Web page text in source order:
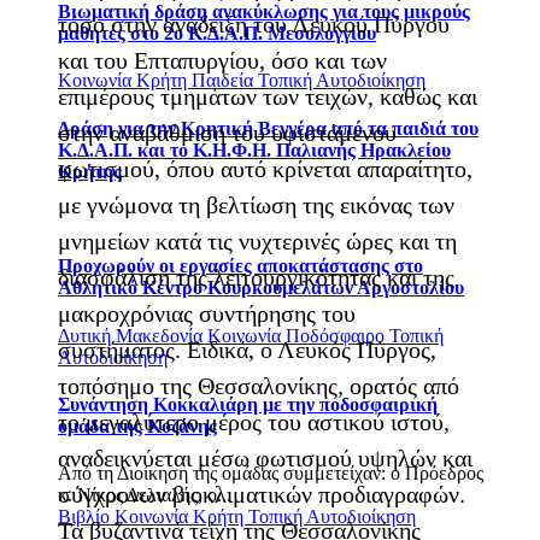
Βιωματική δράση ανακύκλωσης για τους μικρούς
μαθητές στο 2ο Κ.Δ.Α.Π. Μεσολογγίου
Κοινωνία Κρήτη Παιδεία Τοπική Αυτοδιοίκηση
Δράση για την Κρητική Βεγγέρα από τα παιδιά του
Κ.Δ.Α.Π. και το Κ.Η.Φ.Η. Παλιανής Ηρακλείου
Κρήτης
Προχωρούν οι εργασίες αποκατάστασης στο
Αθλητικό Κέντρο Κουρκουμελάτων Αργοστολίου
Δυτική Μακεδονία Κοινωνία Ποδόσφαιρο Τοπική
Αυτοδιοίκηση
Συνάντηση Κοκκαλιάρη με την ποδοσφαιρική
ομάδα της Κοζάνης
Από τη Διοίκηση της ομάδας συμμετείχαν: o Πρόεδρος
κ. Νίκος Δελιαλής, ο...
Βιβλίο Κοινωνία Κρήτη Τοπική Αυτοδιοίκηση
τόσο στην ανάδειξη του Λευκού Πύργου
και του Επταπυργίου, όσο και των
επιμέρους τμημάτων των τειχών, καθώς και
στην αναβάθμιση του υφιστάμενου
φωτισμού, όπου αυτό κρίνεται απαραίτητο,
με γνώμονα τη βελτίωση της εικόνας των
μνημείων κατά τις νυχτερινές ώρες και τη
διασφάλιση της λειτουργικότητας και της
μακροχρόνιας συντήρησης του
συστήματος. Ειδικά, ο Λευκός Πύργος,
τοπόσημο της Θεσσαλονίκης, ορατός από
το μεγαλύτερο μέρος του αστικού ιστού,
αναδεικνύεται μέσω φωτισμού υψηλών και
σύγχρονων βιοκλιματικών προδιαγραφών.
Τα βυζαντινά τείχη της Θεσσαλονίκης